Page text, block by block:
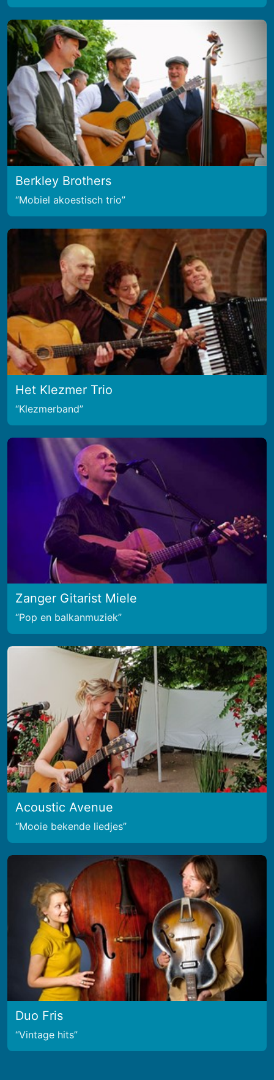
Berkley Brothers
Mobiel akoestisch trio
Het Klezmer Trio
Klezmerband
Zanger Gitarist Miele
Pop en balkanmuziek
Acoustic Avenue
Mooie bekende liedjes
Duo Fris
Vintage hits